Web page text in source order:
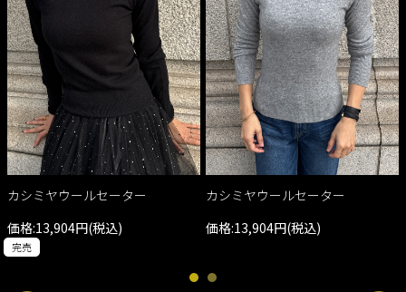
カシミヤウールセーター
価格:13,904円(税込)
完売
カシミヤウールセーター
価格:13,904円(税込)